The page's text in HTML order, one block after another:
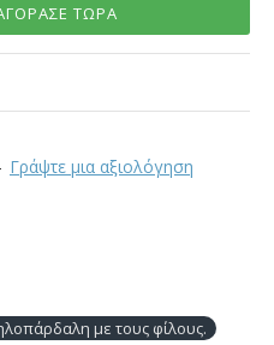
Γράψτε μια αξιολόγηση
ΤΏΡΑ
με τους φίλους.